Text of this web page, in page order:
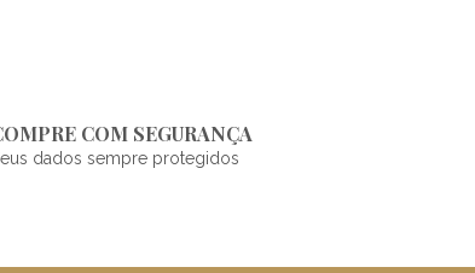
COM SEGURANÇA
dados sempre protegidos